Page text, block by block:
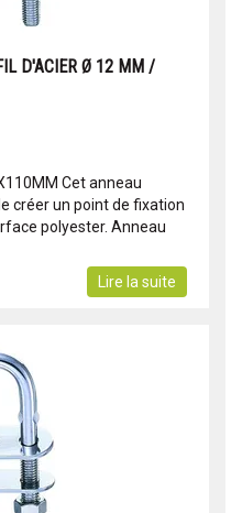
D'ACIER Ø 12 MM /
Cet anneau
créer un point de fixation
polyester. Anneau
Lire la suite